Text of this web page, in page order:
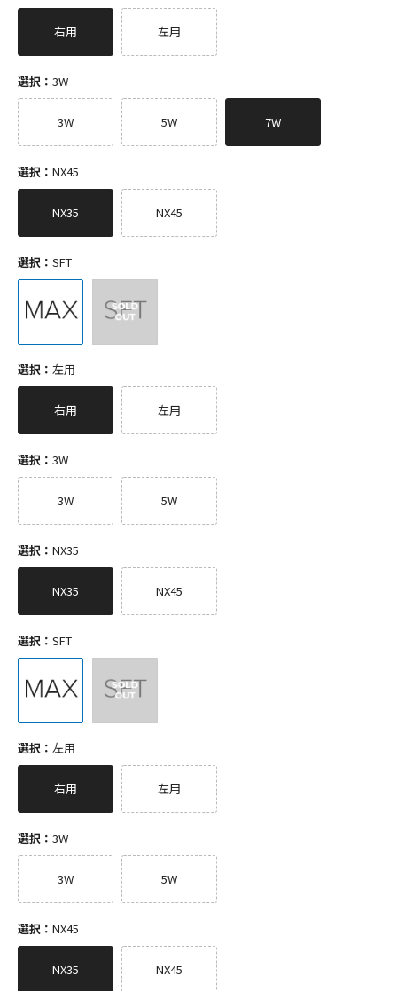
右用 左用
選択： 3W
3W 5W 7W
選択： NX45
NX35 NX45
選択： SFT
選択： 左用
右用 左用
選択： 3W
3W 5W
選択： NX35
NX35 NX45
選択： SFT
選択： 左用
右用 左用
選択： 3W
3W 5W
選択： NX45
NX35 NX45